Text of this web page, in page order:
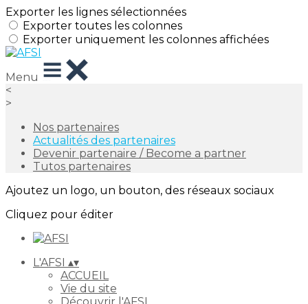
Exporter les lignes sélectionnées
Exporter toutes les colonnes
Exporter uniquement les colonnes affichées
Menu
<
>
Nos partenaires
Actualités des partenaires
Devenir partenaire / Become a partner
Tutos partenaires
Ajoutez un logo, un bouton, des réseaux sociaux
Cliquez pour éditer
L'AFSI ▴▾
ACCUEIL
Vie du site